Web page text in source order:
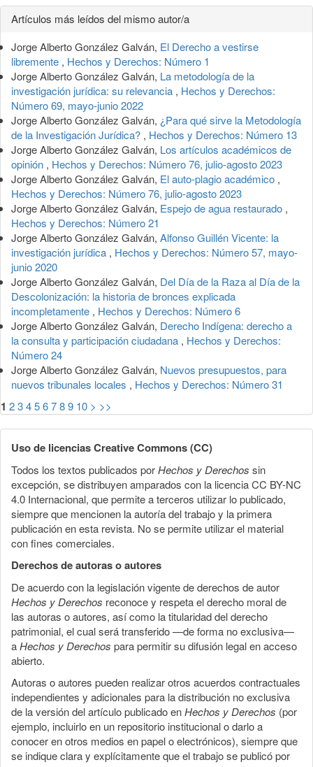
Detalles
del
artículo
Artículos más leídos del mismo autor/a
Jorge Alberto González Galván, El Derecho a vestirse
libremente , Hechos y Derechos: Número 1
Jorge Alberto González Galván, La metodología de la
investigación jurídica: su relevancia , Hechos y Derechos:
Número 69, mayo-junio 2022
Jorge Alberto González Galván, ¿Para qué sirve la Metodología
de la Investigación Jurídica? , Hechos y Derechos: Número 13
Jorge Alberto González Galván, Los artículos académicos de
opinión , Hechos y Derechos: Número 76, julio-agosto 2023
Jorge Alberto González Galván, El auto-plagio académico ,
Hechos y Derechos: Número 76, julio-agosto 2023
Jorge Alberto González Galván, Espejo de agua restaurado ,
Hechos y Derechos: Número 21
Jorge Alberto González Galván, Alfonso Guillén Vicente: la
investigación jurídica , Hechos y Derechos: Número 57, mayo-
junio 2020
Jorge Alberto González Galván, Del Día de la Raza al Día de la
Descolonización: la historia de bronces explicada
incompletamente , Hechos y Derechos: Número 6
Jorge Alberto González Galván, Derecho Indígena: derecho a
la consulta y participación ciudadana , Hechos y Derechos:
Número 24
Jorge Alberto González Galván, Nuevos presupuestos, para
nuevos tribunales locales , Hechos y Derechos: Número 31
1 23456789 10 > >>
Uso de licencias Creative Commons (CC)
Todos los textos publicados porHechos y Derechos sin
excepción, se distribuyen amparados con la licencia CC BY-NC
4.0 Internacional, que permite a terceros utilizar lo publicado,
siempre que mencionen la autoría del trabajo y la primera
publicación en esta revista. No se permite utilizar el material
con fines comerciales.
Derechos de autoras o autores
De acuerdo con la legislación vigente de derechos de autor
Hechos y Derechos reconoce y respeta el derecho moral de
las autoras o autores, así como la titularidad del derecho
patrimonial, el cual será transferido —de forma no exclusiva—
aHechos y Derechos para permitir su difusión legal en acceso
abierto.
Autoras o autores pueden realizar otros acuerdos contractuales
independientes y adicionales para la distribución no exclusiva
de la versión del artículo publicado enHechos y Derechos (por
ejemplo, incluirlo en un repositorio institucional o darlo a
conocer en otros medios en papel o electrónicos), siempre que
se indique clara y explícitamente que el trabajo se publicó por